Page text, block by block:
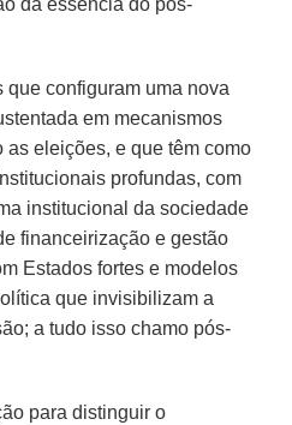
que configuram uma nova
em mecanismos
as eleições, e que têm como
profundas, com
institucional da sociedade
financeirização e gestão
Estados fortes e modelos
que invisibilizam a
a tudo isso chamo pós-
para distinguir o